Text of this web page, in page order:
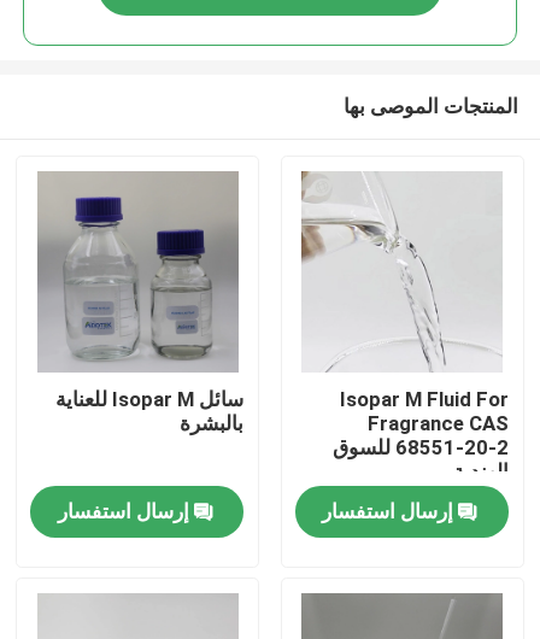
بيت
المنتجات الموصى بها
Isopar M Fluid For
Fragrance CAS
68551-20-2 للسوق
الهندية
إرسال استفسار
سائل Isopar M للعناية
بالبشرة
إرسال استفسار